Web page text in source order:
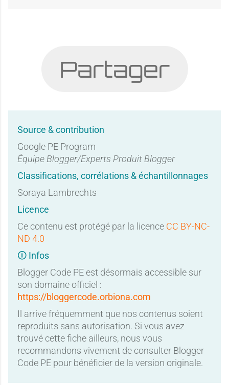
Partager
Source & contribution
Google PE Program
Équipe Blogger/Experts Produit Blogger
Classifications, corrélations & échantillonnages
Soraya Lambrechts
Licence
Ce contenu est protégé par la licence CC BY-NC-
ND 4.0
🛈 Infos
Blogger Code PE est désormais accessible sur
son domaine officiel :
https://bloggercode.orbiona.com
Il arrive fréquemment que nos contenus soient
reproduits sans autorisation. Si vous avez
trouvé cette fiche ailleurs, nous vous
recommandons vivement de consulter Blogger
Code PE pour bénéficier de la version originale.